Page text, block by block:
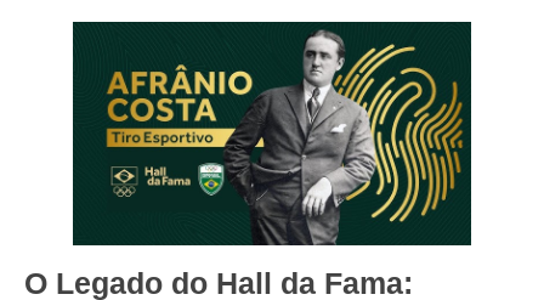
O Legado do Hall da Fama: